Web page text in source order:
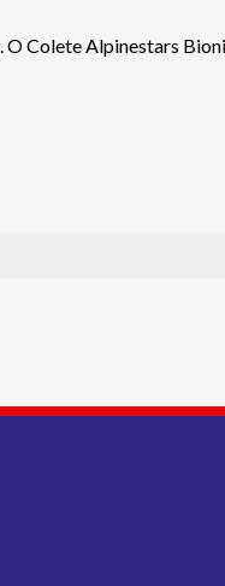
Colete Alpinestars